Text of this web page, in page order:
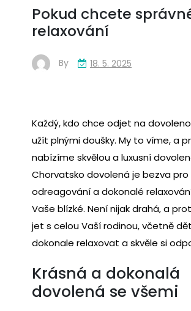
Pokud chcete
relaxování
By 18. 5. 2025
Každý, kdo chce odjet na
užít plnými doušky. My to víme, a
nabízíme skvělou a luxusní
Chorvatsko dovolenáje bezva pro
odreagování a dokonalé
Vaše blízké. Není nijak drahá, a
jet s celou Vaší rodinou, včetně
dokonale relaxovat a skvěle si
Krásná a dokonalá
dovolená se všemi